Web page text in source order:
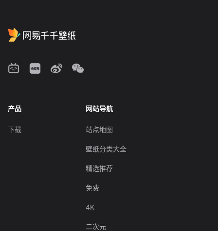
产品
下载
网站导航
站点地图
壁纸分类大全
精选推荐
免费
4K
二次元